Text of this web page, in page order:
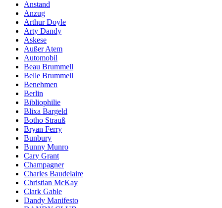
Anstand
Anzug
Arthur Doyle
Arty Dandy
Askese
Außer Atem
Automobil
Beau Brummell
Belle Brummell
Benehmen
Berlin
Bibliophilie
Blixa Bargeld
Botho Strauß
Bryan Ferry
Bunbury
Bunny Munro
Cary Grant
Champagner
Charles Baudelaire
Christian McKay
Clark Gable
Dandy Manifesto